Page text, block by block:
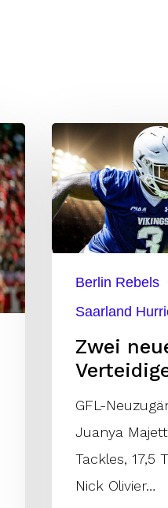
Zwei
neue
US-
Verteidiger
Berlin Rebels
Saarland
Zwei
GFL-
Juanya
Tackles, 17,5
Nick Olivier…